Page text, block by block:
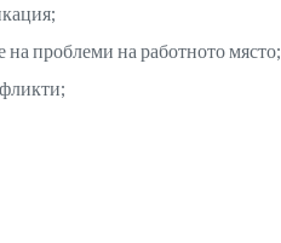
на проблеми на работното място;